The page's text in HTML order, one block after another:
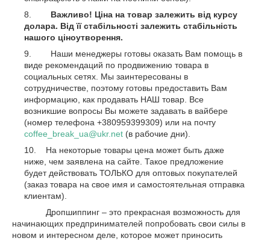
Важливо! Ціна на товар залежить від курсу
долара. Від її стабільності залежить стабільність
нашого ціноутворення.
Наши менеджеры готовы оказать Вам помощь в
виде рекомендаций по продвижению товара в
социальных сетях. Мы заинтересованы в
сотрудничестве, поэтому готовы предоставить Вам
информацию, как продавать НАШ товар. Все
возникшие вопросы Вы можете задавать в вайбере
(номер телефона +380959399309) или на почту
coffee_break_ua@ukr.net (в рабочие дни).
На некоторые товары цена может быть даже
ниже, чем заявлена на сайте. Такое предложение
будет действовать ТОЛЬКО для оптовых покупателей
(заказ товара на свое имя и самостоятельная отправка
клиентам).
Дропшиппинг – это прекрасная возможность для
начинающих предпринимателей попробовать свои силы в
новом и интересном деле, которое может приносить